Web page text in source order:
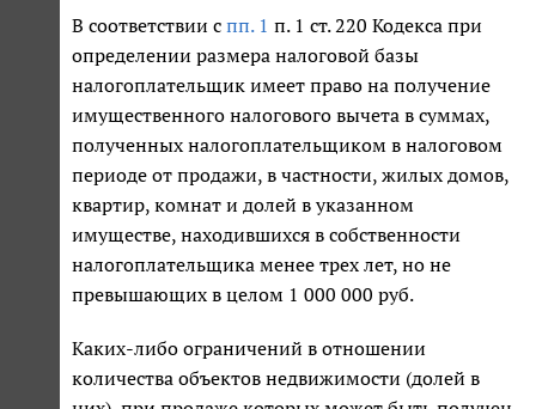
В соответствии с пп. 1 п. 1 ст. 220 Кодекса при
определении размера налоговой базы
налогоплательщик имеет право на получение
имущественного налогового вычета в суммах,
полученных налогоплательщиком в налоговом
периоде от продажи, в частности, жилых домов,
квартир, комнат и долей в указанном
имуществе, находившихся в собственности
налогоплательщика менее трех лет, но не
превышающих в целом 1 000 000 руб.
Каких-либо ограничений в отношении
количества объектов недвижимости (долей в